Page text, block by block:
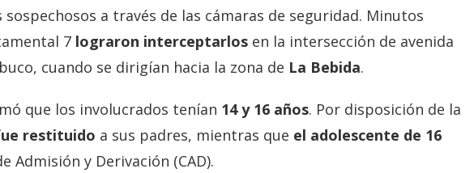
a través de las cámaras de seguridad. Minutos
7 lograron interceptarlos en la intersección de avenida
cuando se dirigían hacia la zona de La Bebida.
que los involucrados tenían 14 y 16 años. Por disposición de la
restituido a sus padres, mientras que el adolescente de 16
Admisión y Derivación (CAD).